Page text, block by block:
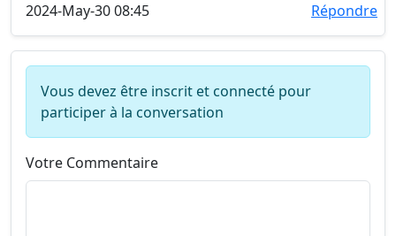
2024-May-30 08:45
Répondre
Vous devez être inscrit et connecté pour
participer à la conversation
Votre Commentaire